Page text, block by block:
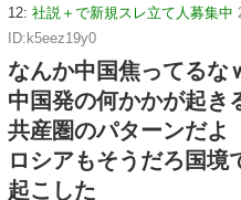
12: 社説＋で新規スレ立て人募集中
ID:k5eez19y0
なんか中国焦ってるな
中国発の何かかが起き
共産圏のパターンだよ
ロシアもそうだろ国境
起こした